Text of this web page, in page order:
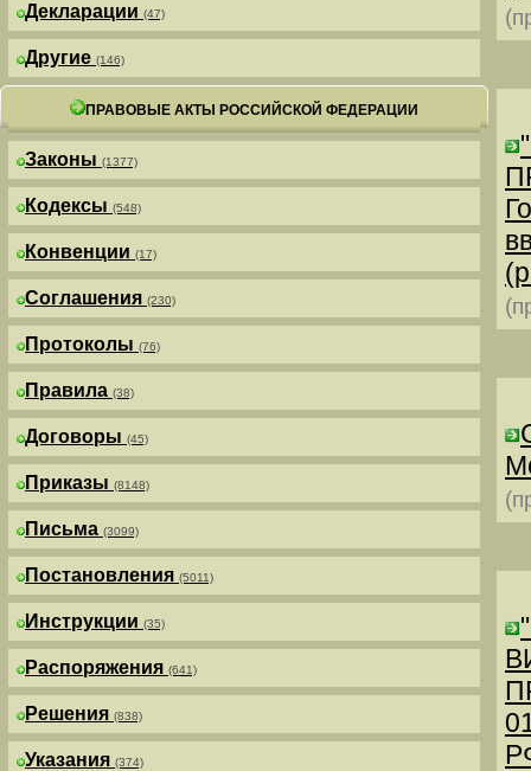
Декларации (47)
Другие (146)
ПРАВОВЫЕ АКТЫ РОССИЙСКОЙ ФЕДЕРАЦИИ
Законы (1377)
Кодексы (548)
Конвенции (17)
Соглашения (230)
Протоколы (76)
Правила (38)
Договоры (45)
Приказы (8148)
Письма (3099)
Постановления (5011)
Инструкции (35)
Распоряжения (641)
Решения (838)
Указания (374)